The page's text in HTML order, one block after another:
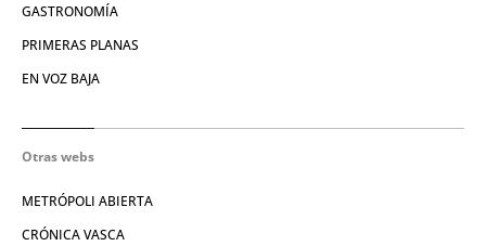
GASTRONOMÍA
PRIMERAS PLANAS
EN VOZ BAJA
Otras webs
METRÓPOLI ABIERTA
CRÓNICA VASCA